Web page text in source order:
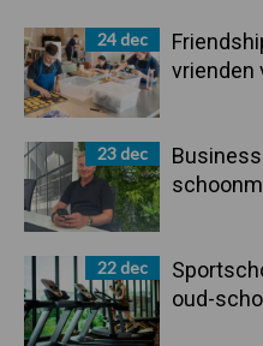
24 dec
vrienden
23 dec
22 dec
oud-